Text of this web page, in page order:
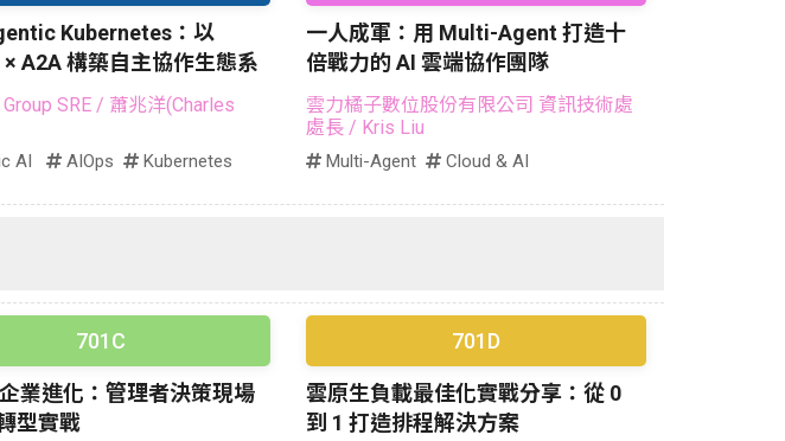
Kubernetes：以
A2A 構築自主協作生態系
SRE / 蕭兆洋(Charles
AI AIOps Kubernetes
一人成軍：用 Multi-Agent 打造十
倍戰力的 AI 雲端協作團隊
雲力橘子數位股份有限公司 資訊技術處
處長/ Kris Liu
Multi-Agent Cloud & AI
701C
業進化：管理者決策現場
型實戰
701D
雲原生負載最佳化實戰分享：從 0
到 1 打造排程解決方案